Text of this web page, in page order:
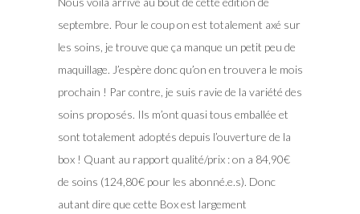
septembre. Pour le coup on est totalement axé sur
les soins, je trouve que ça manque un petit peu de
maquillage. J’espère donc qu’on en trouvera le mois
prochain ! Par contre, je suis ravie de la variété des
soins proposés. Ils m’ont quasi tous emballée et
sont totalement adoptés depuis l’ouverture de la
box ! Quant au rapport qualité/prix : on a 84,90€
de soins (124,80€ pour les abonné.e.s). Donc
autant dire que cette Box est largement